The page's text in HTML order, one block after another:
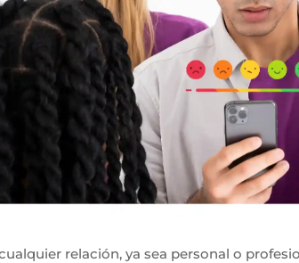
relación, ya sea personal o